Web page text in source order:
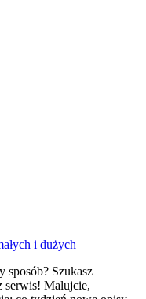
sposób? Szukasz
serwis! Malujcie,